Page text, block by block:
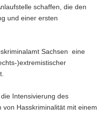
schaffen, die den
und einer ersten
Sachsen eine
)extremistischer
Intensivierung des
Hasskriminalität mit einem